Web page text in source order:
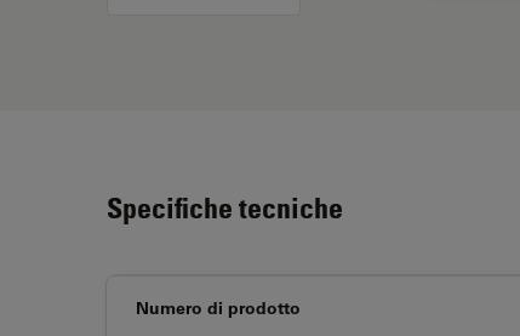
Specifiche tecniche
Numero di prodotto